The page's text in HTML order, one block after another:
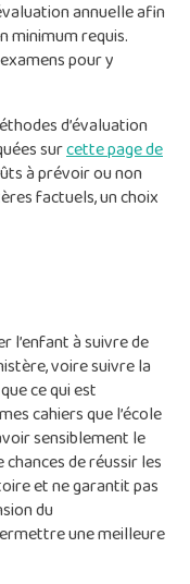
annuelle afin
minimum requis.
pour y
d’évaluation
surcette page de
à prévoir ou non
factuels, un choix
l’enfant à suivre de
voire suivre la
ce qui est
cahiers que l’école
sensiblement le
de réussir les
et ne garantit pas
du
une meilleure